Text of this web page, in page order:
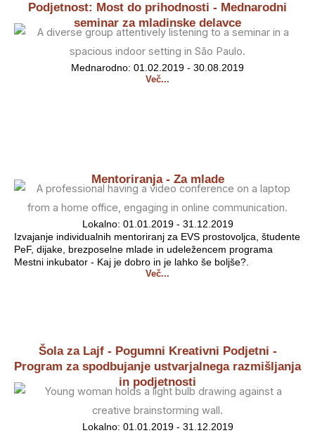
Podjetnost: Most do prihodnosti - Mednarodni
seminar za mladinske delavce
Mednarodno: 01.02.2019 - 30.08.2019
Več...
Mentoriranja - Za mlade
Lokalno: 01.01.2019 - 31.12.2019
Izvajanje individualnih mentoriranj za EVS prostovoljca, študente
PeF, dijake, brezposelne mlade in udeležencem programa
Mestni inkubator - Kaj je dobro in je lahko še boljše?.
Več...
Šola za Lajf - Pogumni Kreativni Podjetni -
Program za spodbujanje ustvarjalnega razmišljanja
in podjetnosti
Lokalno: 01.01.2019 - 31.12.2019